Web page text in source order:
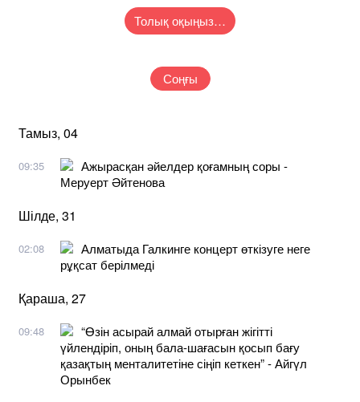
Толық оқыңыз…
Соңғы
Тамыз, 04
09:35
Ажырасқан әйелдер қоғамның соры -
Меруерт Әйтенова
Шілде, 31
02:08
Алматыда Галкинге концерт өткізуге неге
рұқсат берілмеді
Қараша, 27
09:48
“Өзін асырай алмай отырған жігітті
үйлендіріп, оның бала-шағасын қосып бағу
қазақтың менталитетіне сіңіп кеткен” - Айгүл
Орынбек